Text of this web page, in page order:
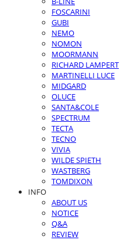
FOSCARINI
GUBI
NEMO
NOMON
MOORMANN
RICHARD LAMPERT
MARTINELLI LUCE
MIDGARD
OLUCE
SANTA&COLE
SPECTRUM
TECTA
TECNO
VIVIA
WILDE SPIETH
WASTBERG
TOMDIXON
INFO
ABOUT US
NOTICE
Q&A
REVIEW